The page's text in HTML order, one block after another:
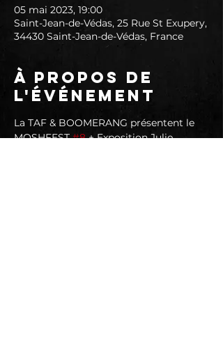
05 mai 2023, 19:00
Saint-Jean-de-Védas, 25 Rue St Exupery,
34430 Saint-Jean-de-Védas, France
À propos de
l'événement
La TAF & BOOMERANG présentent le
MOSHFEST #8 + Exposition Julie